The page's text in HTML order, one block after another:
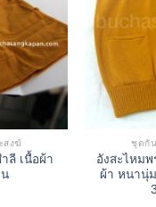
สงฆ์
ลี เนื้อผ้า
ชุดกั
อังสะไหมพ
ผ้า หนานุ่